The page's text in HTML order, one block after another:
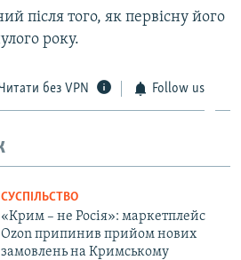
після того, як первісну його
року.
без VPN Follow us
СУСПІЛЬСТВО
«Крим – не Росія»: маркетплейс
Ozon припинив прийом нових
замовлень на Кримському